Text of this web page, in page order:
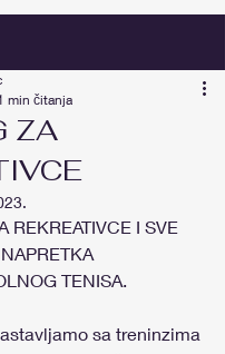
ZA
min čitanja
REKREATIVCE I SVE
STOLNOG TENISA.
sa treninzima